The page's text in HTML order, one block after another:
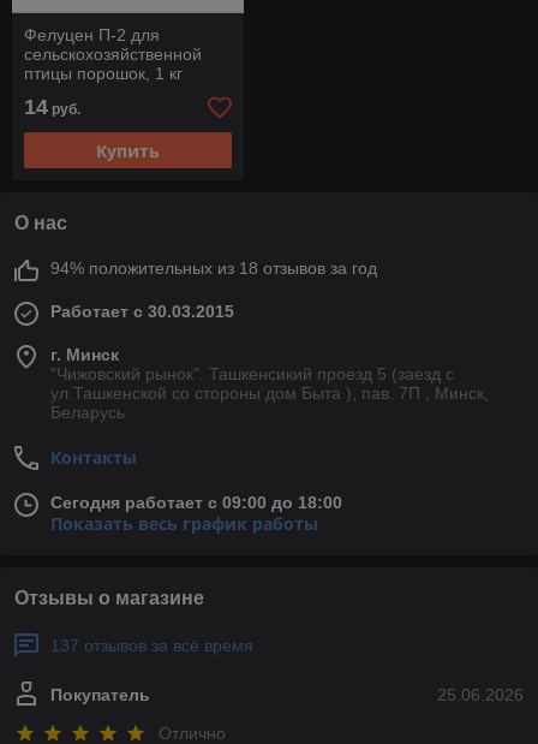
Фелуцен П-2 для
сельскохозяйственной
птицы порошок, 1 кг
14 руб.
Купить
О нас
94% положительных из 18 отзывов за год
Работает с 30.03.2015
г. Минск
"Чижовский рынок". Ташкенсикий проезд 5 (заезд с
ул.Ташкенской со стороны дом Быта ), пав. 7П , Минск,
Беларусь
Контакты
Сегодня работает с 09:00 до 18:00
Показать весь график работы
Отзывы о магазине
137 отзывов за всё время
25.06.2026
Покупатель
Отлично